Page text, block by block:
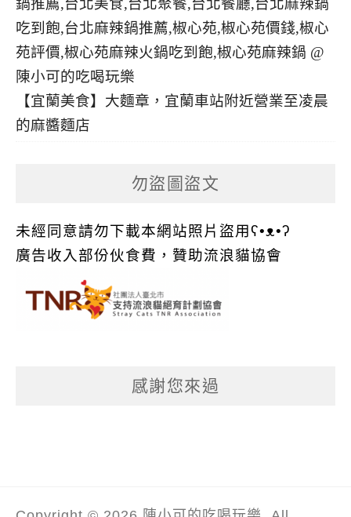
【宜蘭美食】大麵章，宜蘭車站附近營業至凌晨
的麻醬麵店
勿盜圖盜文
未經同意請勿下載本網站照片盜用ʕ•ᴥ•ʔ
廣告收入部份伙食費，贊助流浪貓協會
感謝您來過